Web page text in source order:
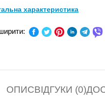
характеристика
(ШТ):
ОПИСВІДГУКИ (0)